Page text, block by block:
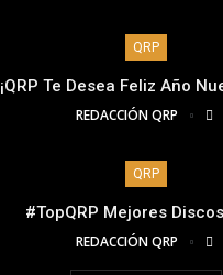
QRP
¡QRP Te Desea Feliz Año
REDACCIÓN QRP
QRP
#TopQRP Mejores
REDACCIÓN QRP